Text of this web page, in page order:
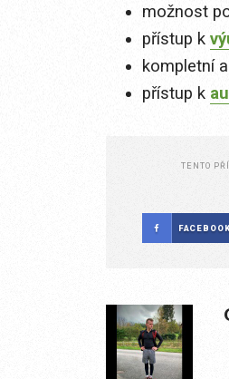
možnost
přístup k
kompletní
přístup k
TENTO